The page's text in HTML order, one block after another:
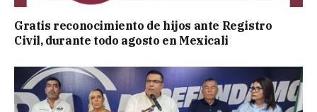
Gratis reconocimiento de hijos ante Registro
Civil, durante todo agosto en Mexicali